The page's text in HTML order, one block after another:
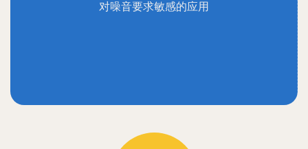
对噪音要求敏感的应用